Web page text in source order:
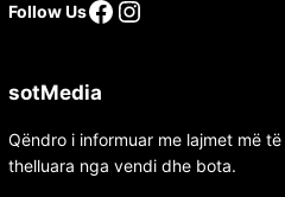
Follow Us
sotMedia
Qëndro i informuar me lajmet më
thelluara nga vendi dhe bota.